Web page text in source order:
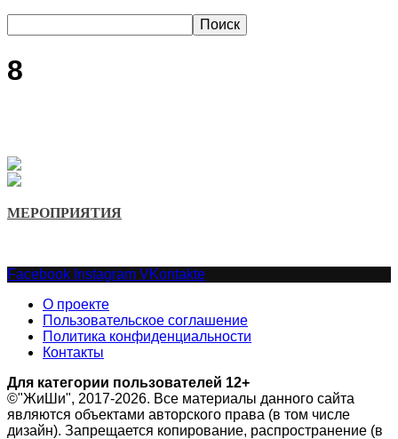
8
МЕРОПРИЯТИЯ
Facebook Instagram VKontakte
О проекте
Пользовательское соглашение
Политика конфиденциальности
Контакты
Для категории пользователей 12+
©"ЖиШи", 2017-2026. Все материалы данного сайта
являются объектами авторского права (в том числе
дизайн). Запрещается копирование, распространение (в